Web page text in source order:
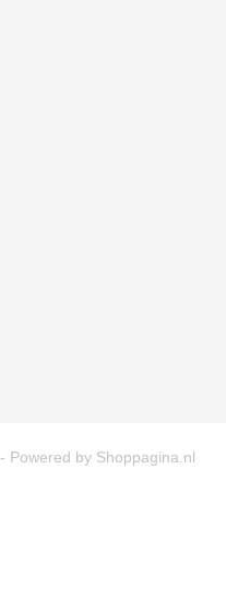
Powered by Shoppagina.nl